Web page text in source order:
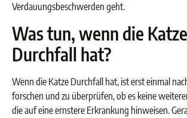
Verdauungsbeschwerden geht.
Was tun, wenn die Katze
Durchfall hat?
Wenn die Katze Durchfall hat, ist erst einmal
forschen und zu überprüfen, ob es keine
die auf eine ernstere Erkrankung hinweisen.